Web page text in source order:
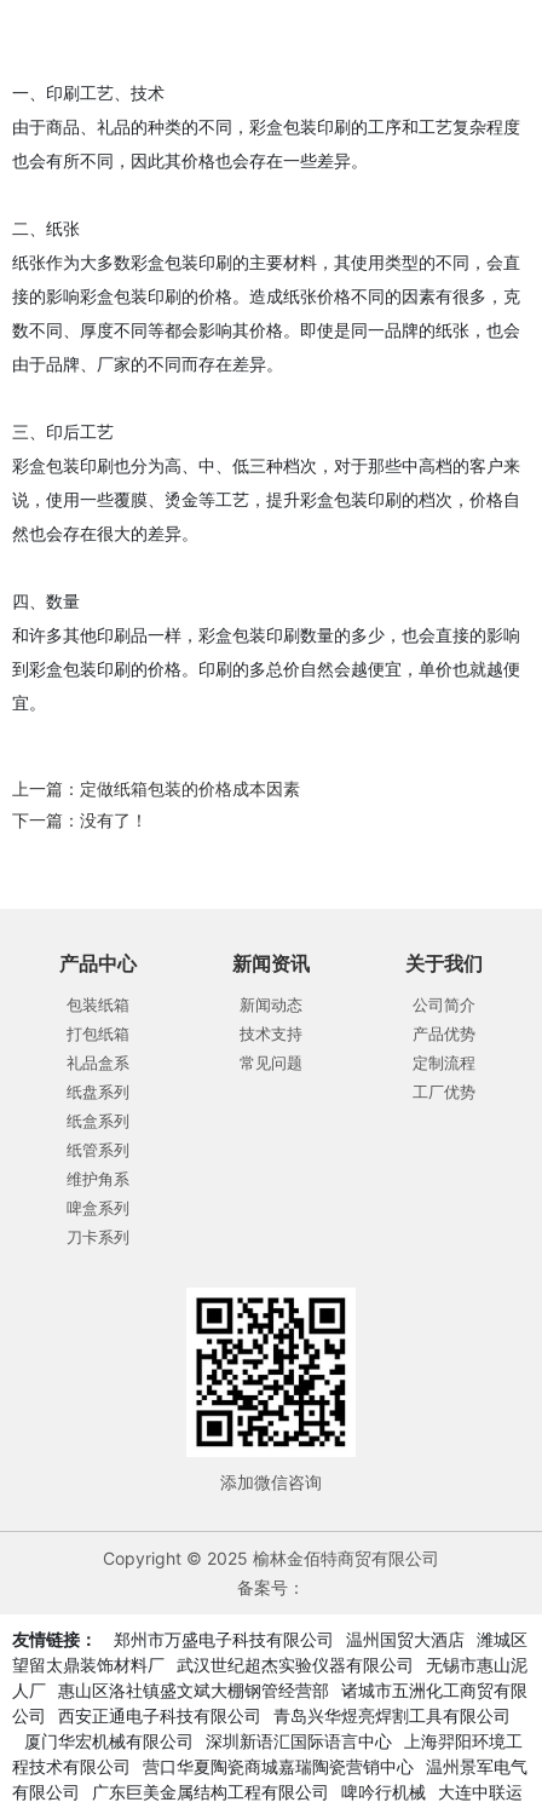
一、印刷工艺、技术
由于商品、礼品的种类的不同，彩盒包装印刷的工序和工艺复杂程度
也会有所不同，因此其价格也会存在一些差异。
二、纸张
纸张作为大多数彩盒包装印刷的主要材料，其使用类型的不同，会直
接的影响彩盒包装印刷的价格。造成纸张价格不同的因素有很多，克
数不同、厚度不同等都会影响其价格。即使是同一品牌的纸张，也会
由于品牌、厂家的不同而存在差异。
三、印后工艺
彩盒包装印刷也分为高、中、低三种档次，对于那些中高档的客户来
说，使用一些覆膜、烫金等工艺，提升彩盒包装印刷的档次，价格自
然也会存在很大的差异。
四、数量
和许多其他印刷品一样，彩盒包装印刷数量的多少，也会直接的影响
到彩盒包装印刷的价格。印刷的多总价自然会越便宜，单价也就越便
宜。
上一篇： 定做纸箱包装的价格成本因素
下一篇：没有了！
产品中心
包装纸箱
打包纸箱
礼品盒系
纸盘系列
纸盒系列
纸管系列
维护角系
啤盒系列
刀卡系列
新闻资讯
新闻动态
技术支持
常见问题
关于我们
公司简介
产品优势
定制流程
工厂优势
添加微信咨询
Copyright © 2025 榆林金佰特商贸有限公司
备案号：
友情链接： 郑州市万盛电子科技有限公司 温州国贸大酒店 潍城区
望留太鼎装饰材料厂 武汉世纪超杰实验仪器有限公司
无锡市惠山泥
人厂 惠山区洛社镇盛文斌大棚钢管经营部 诸城市五洲化工商贸有限
公司
西安正通电子科技有限公司
青岛兴华煜亮焊割工具有限公司
厦门华宏机械有限公司
深圳新语汇国际语言中心
上海羿阳环境工
程技术有限公司
营口华夏陶瓷商城嘉瑞陶瓷营销中心 温州景军电气
有限公司
广东巨美金属结构工程有限公司 啤吟行机械
大连中联运